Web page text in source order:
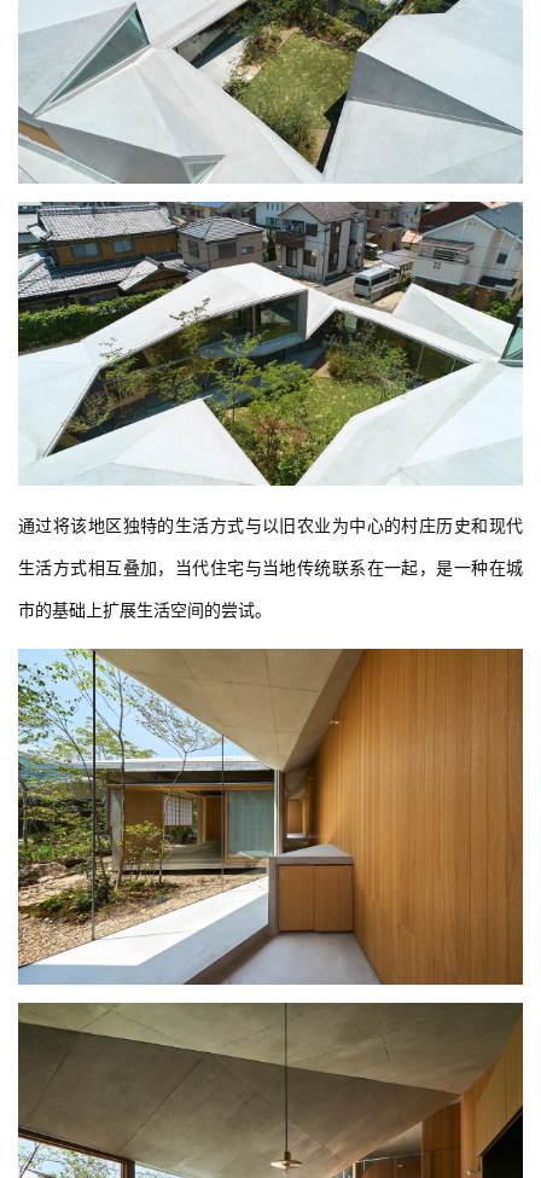
设
计
通过将该地区独特的生活方式与以旧农业为中心的村庄历史和现代
生活方式相互叠加，当代住宅与当地传统联系在一起，是一种在城
市的基础上扩展生活空间的尝试。